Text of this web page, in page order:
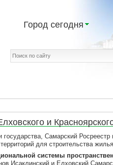
Город сегодня
и
Самарский Росреестр
для строительства
системы
Исаклинский и Елховский